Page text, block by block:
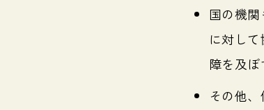
国の機
に対し
障を及
その他